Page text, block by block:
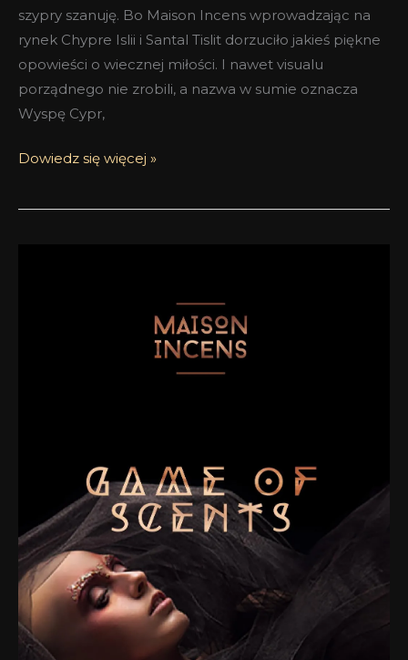
szypry szanuję. Bo Maison Incens wprowadzając na
rynek Chypre Islii i Santal Tislit dorzuciło jakieś piękne
opowieści o wiecznej miłości. I nawet visualu
porządnego nie zrobili, a nazwa w sumie oznacza
Wyspę Cypr,
Dowiedz się więcej »